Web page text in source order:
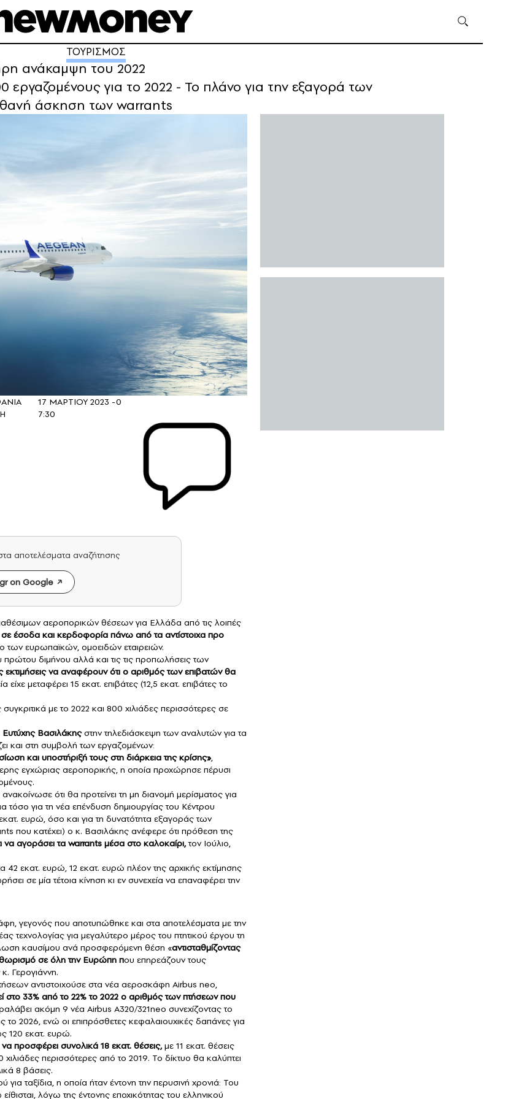
ΤΟΥΡΙΣΜΟΣ
ανάκαμψη του 2022
για το 2022 - To πλάνο για την εξαγορά των
άσκηση των warrants
17 ΜΑΡΤΙΟΥ 2023 -
7:30
0
αποτελέσματα αναζήτησης
on Google
αεροπορικών θέσεων για Ελλάδα από τις λοιπές
έσοδα και κερδοφορία πάνω από τα αντίστοιχα προ
ευρωπαϊκών, ομοειδών εταιρειών.
πρώτου διμήνου αλλά και τις τις προπωλήσεις των
εκτιμήσεις να αναφέρουν ότι ο αριθμός τωνεπιβατώνθα
μεταφέρει 15 εκατ. επιβάτες (12,5 εκατ. επιβάτες το
με το 2022 και 800 χιλιάδες περισσότερες σε
Ευτύχης Βασιλάκηςστην τηλεδιάσκεψη των αναλυτών για τα
και στη συμβολή των εργαζομένων:
και υποστήριξή τους στη διάρκεια της κρίσης»,
εγχώριας αεροπορικής, η οποία προχώρησε πέρυσι
ότι θα προτείνει τη μη διανομή μερίσματος για
τόσο για τη νέα επένδυση δημιουργίας του Κέντρου
ευρώ, όσο και για τη δυνατότητα εξαγοράς των
που κατέχει) ο κ. Βασιλάκης ανέφερε ότι πρόθεση της
να αγοράσει τα warrants μέσα στο καλοκαίρι,τον Ιούλιο,
42 εκατ. ευρώ, 12 εκατ. ευρώ πλέον της αρχικής εκτίμησης
σε μία τέτοια κίνηση κι εν συνεχεία να επαναφέρει την
γεγονός που αποτυπώθηκε και στα αποτελέσματα με την
για μεγαλύτερο μέρος του πτητικού έργου τη
καυσίμου ανά προσφερόμενη θέση «αντισταθμίζοντας
σε όλη την Ευρώπη που επηρεάζουν τους
Γερογιάννη.
αντιστοιχούσε στα νέα αεροσκάφη Airbus neo,
στο 33% από το 22% το 2022 ο αριθμός των πτήσεων που
ακόμη 9 νέα Airbus A320/321neo συνεχίζοντας το
2026, ενώ οι επιπρόσθετες κεφαλαιουχικές δαπάνες για
120 εκατ. ευρώ.
προσφέρει συνολικά 18 εκατ. θέσεις,με 11 εκατ. θέσεις
περισσότερες από το 2019. Το δίκτυο θα καλύπτει
8 βάσεις.
για ταξίδια, η οποία ήταν έντονη την περυσινή χρονιά: Του
λόγω της έντονης εποχικότητας του ελληνικού